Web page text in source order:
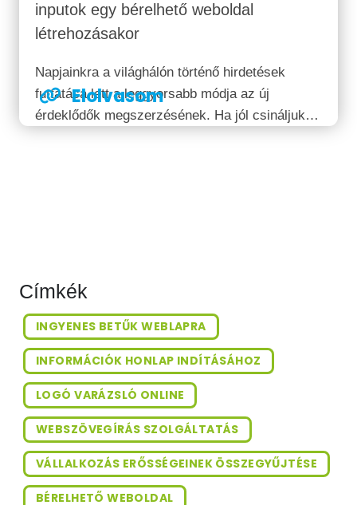
inputok egy bérelhető weboldal
létrehozásakor
Napjainkra a világhálón történő hirdetések
futtatása lett a leggyorsabb módja az új
érdeklődők megszerzésének. Ha jól csináljuk,
Elolvasom
Címkék
INGYENES BETŰK WEBLAPRA
INFORMÁCIÓK HONLAP INDÍTÁSÁHOZ
LOGÓ VARÁZSLÓ ONLINE
WEBSZÖVEGÍRÁS SZOLGÁLTATÁS
VÁLLALKOZÁS ERŐSSÉGEINEK ÖSSZEGYŰJTÉSE
BÉRELHETŐ WEBOLDAL